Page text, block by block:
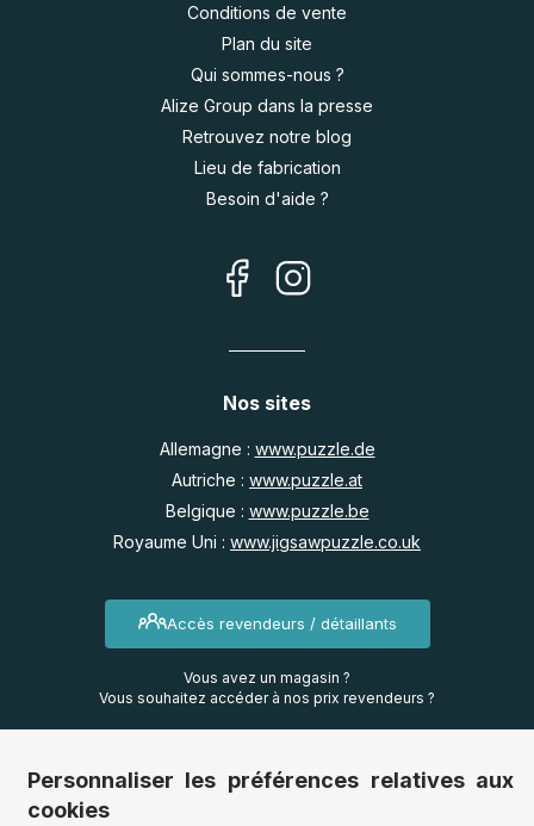
Conditions de vente
Plan du site
Qui sommes-nous ?
Alize Group dans la presse
Retrouvez notre blog
Lieu de fabrication
Besoin d'aide ?
Nos sites
Allemagne : www.puzzle.de
Autriche : www.puzzle.at
Belgique : www.puzzle.be
Royaume Uni : www.jigsawpuzzle.co.uk
Accès revendeurs / détaillants
Vous avez un magasin ?
Vous souhaitez accéder à nos prix revendeurs ?
Accéder au site Puzzle-pro
Personnaliser les préférences relatives aux
cookies